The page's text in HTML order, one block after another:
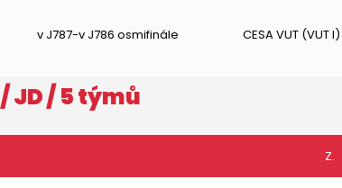
v J787-v J786 osmifinále CESA VUT (VUT I)
/ JD / 5 týmů
Z.